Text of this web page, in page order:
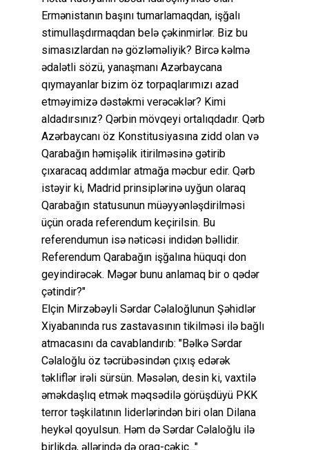
Ermənistanın başını tumarlamaqdan, işğalı
stimullaşdırmaqdan belə çəkinmirlər. Biz bu
simasızlardan nə gözləməliyik? Bircə kəlmə
ədalətli sözü, yanaşmanı Azərbaycana
qıymayanlar bizim öz torpaqlarımızı azad
etməyimizə dəstəkmi verəcəklər? Kimi
aldadırsınız? Qərbin mövqeyi ortalıqdadır. Qərb
Azərbaycanı öz Konstitusiyasına zidd olan və
Qarabağın həmişəlik itirilməsinə gətirib
çıxaracaq addımlar atmağa məcbur edir. Qərb
istəyir ki, Madrid prinsiplərinə uyğun olaraq
Qarabağın statusunun müəyyənləşdirilməsi
üçün orada referendum keçirilsin. Bu
referendumun isə nəticəsi indidən bəllidir.
Referendum Qarabağın işğalına hüquqi don
geyindirəcək. Məgər bunu anlamaq bir o qədər
çətindir?"
Elçin Mirzəbəyli Sərdar Cəlaloğlunun Şəhidlər
Xiyabanında rus zastavasının tikilməsi ilə bağlı
atmacasını da cavablandırıb: "Bəlkə Sərdar
Cəlaloğlu öz təcrübəsindən çıxış edərək
təkliflər irəli sürsün. Məsələn, desin ki, vaxtilə
əməkdaşlıq etmək məqsədilə görüşdüyü PKK
terror təşkilatının liderlərindən biri olan Dilana
heykəl qoyulsun. Həm də Sərdar Cəlaloğlu ilə
birlikdə, əllərində də oraq-çəkic..."